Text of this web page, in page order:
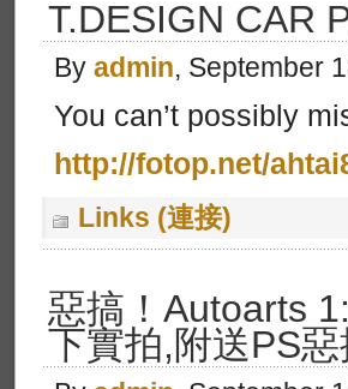
T.DESIGN CAR
By admin, September
You can’t possibly
http://fotop.net/
Links (連接)
惡搞！Autoarts
下實拍,附送PS惡